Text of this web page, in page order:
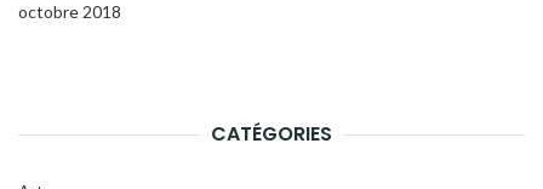
octobre 2018
CATÉGORIES